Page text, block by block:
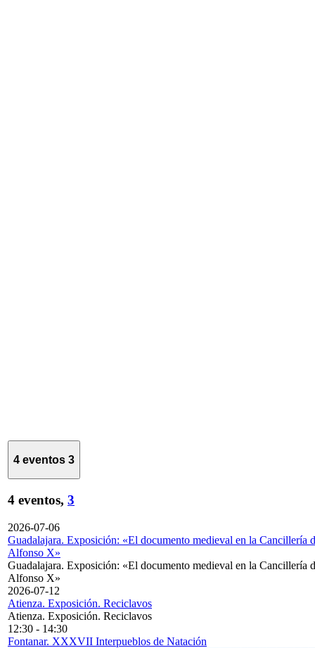
4 eventos 3
4 eventos, 3
2026-07-06
Guadalajara. Exposición: «El documento medieval en la Cancillería
Alfonso X»
Guadalajara. Exposición: «El documento medieval en la Cancillería
Alfonso X»
2026-07-12
Atienza. Exposición. Reciclavos
Atienza. Exposición. Reciclavos
12:30 - 14:30
Fontanar. XXXVII Interpueblos de Natación